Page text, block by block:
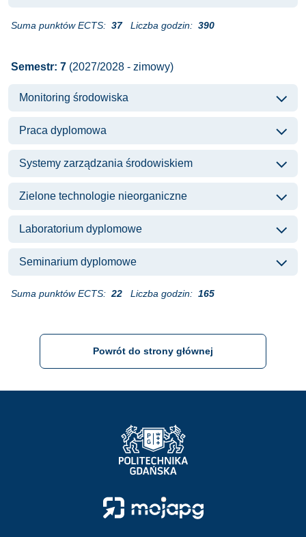
Suma punktów ECTS: 37 Liczba godzin: 390
Semestr: 7 (2027/2028 - zimowy)
Monitoring środowiska
Praca dyplomowa
Systemy zarządzania środowiskiem
Zielone technologie nieorganiczne
Laboratorium dyplomowe
Seminarium dyplomowe
Suma punktów ECTS: 22 Liczba godzin: 165
Powrót do strony głównej
Strona Główna - Politechnika Gdańska
Strona Główna - Moja PG